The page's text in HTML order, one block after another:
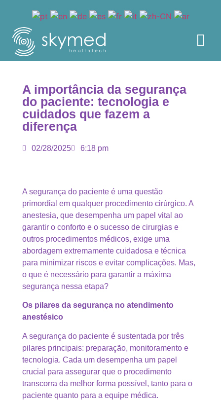
A importância da segurança
do paciente: tecnologia e
cuidados que fazem a
diferença
02/28/2025 6:18 pm
A segurança do paciente é uma questão
primordial em qualquer procedimento cirúrgico. A
anestesia, que desempenha um papel vital ao
garantir o conforto e o sucesso de cirurgias e
outros procedimentos médicos, exige uma
abordagem extremamente cuidadosa e técnica
para minimizar riscos e evitar complicações. Mas,
o que é necessário para garantir a máxima
segurança nessa etapa?
Os pilares da segurança no atendimento
anestésico
A segurança do paciente é sustentada por três
pilares principais: preparação, monitoramento e
tecnologia. Cada um desempenha um papel
crucial para assegurar que o procedimento
transcorra da melhor forma possível, tanto para o
paciente quanto para a equipe médica.